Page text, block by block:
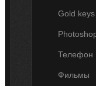
Gold keys
Телефон
Фильмы